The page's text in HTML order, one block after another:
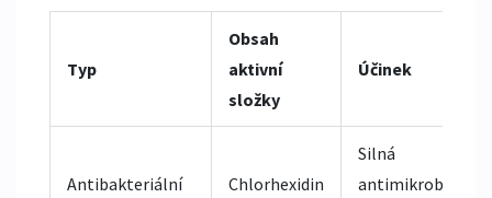
Typ
Obsah
aktivní
složky
Účinek
Antibakteriální
Chlorhexidin
Silná
antimikrobiální